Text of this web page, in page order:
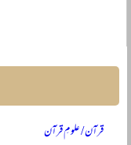
قرآن / علومِ قرآن